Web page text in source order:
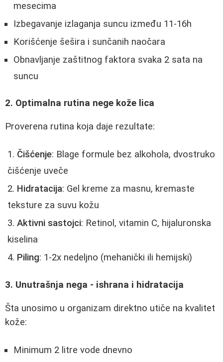
mesecima
Izbegavanje izlaganja suncu između 11-16h
Korišćenje šešira i sunčanih naočara
Obnavljanje zaštitnog faktora svaka 2 sata na
suncu
2. Optimalna rutina nege kože lica
Proverena rutina koja daje rezultate:
Čišćenje: Blage formule bez alkohola, dvostruko
čišćenje uveče
Hidratacija: Gel kreme za masnu, kremaste
teksture za suvu kožu
Aktivni sastojci: Retinol, vitamin C, hijaluronska
kiselina
Piling: 1-2x nedeljno (mehanički ili hemijski)
3. Unutrašnja nega - ishrana i hidratacija
Šta unosimo u organizam direktno utiče na kvalitet
kože:
Minimum 2 litre vode dnevno